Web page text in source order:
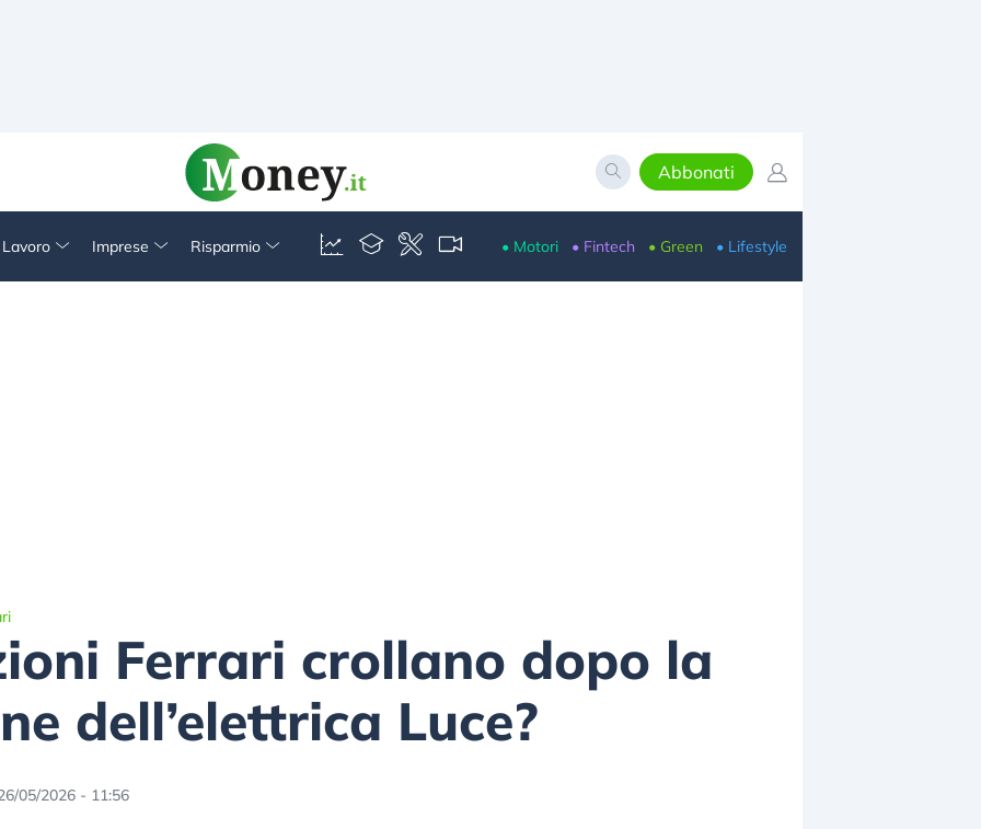
Abbonati
Imprese Risparmio • Motori • Fintech • Green • Lifestyle
Ferrari crollano dopo la
dell’elettrica Luce?
05/2026 - 11:56